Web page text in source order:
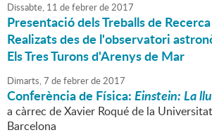
Dissabte, 11 defebrerde2017
Presentació dels Treballs de
Realizats des de l'observatori
Els Tres Turons d'Arenys de Mar
Dimarts,7 defebrerde2017
Conferència de Física:Einstein: La
a càrrec de Xavier Roqué de la
Barcelona